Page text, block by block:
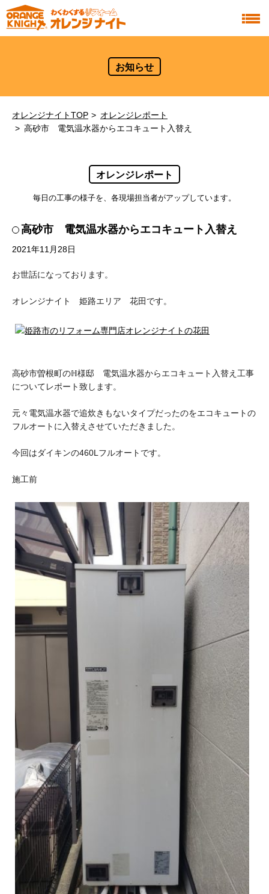
お知らせ
オレンジナイトTOP
オレンジレポート
高砂市 電気温水器からエコキュート入替え
オレンジレポート
毎日の工事の様子を、各現場担当者がアップしています。
高砂市 電気温水器からエコキュート入替え
2021年11月28日
お世話になっております。
オレンジナイト 姫路エリア 花田です。
高砂市曽根町のℍ様邸 電気温水器からエコキュート入替え工事
についてレポート致します。
元々電気温水器で追炊きもないタイプだったのをエコキュートの
フルオートに入替えさせていただきました。
今回はダイキンの460Lフルオートです。
施工前